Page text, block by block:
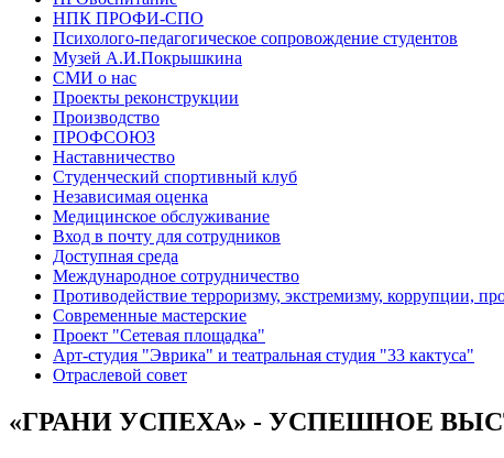
НПК ПРОФИ-СПО
Психолого-педагогическое сопровождение студентов
Музей А.И.Покрышкина
СМИ о нас
Проекты реконструкции
Производство
ПРОФСОЮЗ
Наставничество
Студенческий спортивный клуб
Независимая оценка
Медицинское обслуживание
Вход в почту для сотрудников
Доступная среда
Международное сотрудничество
Противодействие терроризму, экстремизму, коррупции,
Современные мастерские
Проект "Сетевая площадка"
Арт-студия "Эврика" и театральная студия "33 кактуса"
Отраслевой совет
«ГРАНИ УСПЕХА» - УСПЕШНОЕ